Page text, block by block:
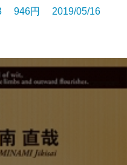
946円 2019/05/16